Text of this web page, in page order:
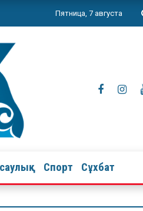
Пятница, 7 августа
Спорт Сұхбат